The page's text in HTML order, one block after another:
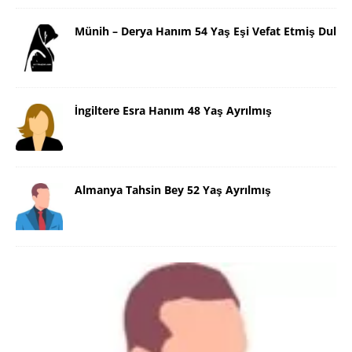
Münih – Derya Hanım 54 Yaş Eşi Vefat Etmiş Dul
İngiltere Esra Hanım 48 Yaş Ayrılmış
Almanya Tahsin Bey 52 Yaş Ayrılmış